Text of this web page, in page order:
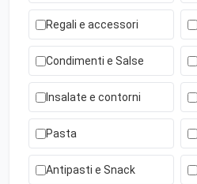
Regali e accessori
Condimenti e Salse
Insalate e contorni
Pasta
Antipasti e Snack